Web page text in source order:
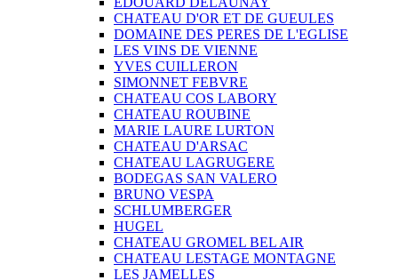
CHATEAU D'OR ET DE GUEULES
DOMAINE DES PERES DE L'EGLISE
LES VINS DE VIENNE
YVES CUILLERON
SIMONNET FEBVRE
CHATEAU COS LABORY
CHATEAU ROUBINE
MARIE LAURE LURTON
CHATEAU D'ARSAC
CHATEAU LAGRUGERE
BODEGAS SAN VALERO
BRUNO VESPA
SCHLUMBERGER
HUGEL
CHATEAU GROMEL BEL AIR
CHATEAU LESTAGE MONTAGNE
LES JAMELLES